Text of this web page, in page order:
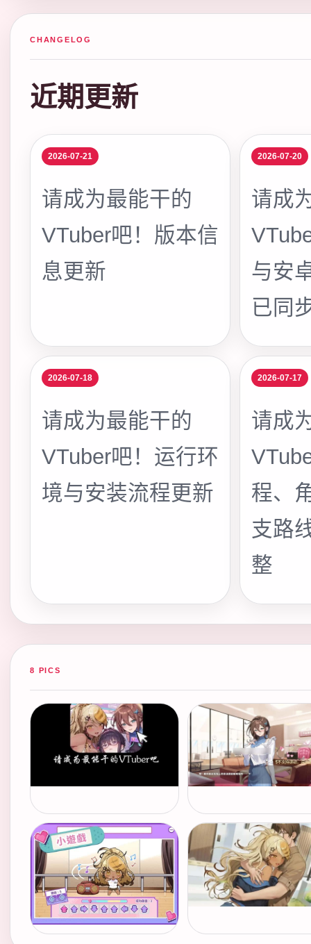
CHANGELOG
近期更新
2026-07-21
请成为最能干的
VTuber吧！版本信
息更新
2026-07-20
请成
与安
已同
2026-07-18
请成为最能干的
VTuber吧！运行环
境与安装流程更新
2026-07-17
请成
程、
支路
整
8 PICS